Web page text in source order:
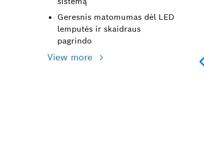
Geresnis matomumas dėl LED
lemputės ir skaidraus
pagrindo
View more